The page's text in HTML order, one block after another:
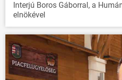
Interjú Boros Gáborral, a
elnökével